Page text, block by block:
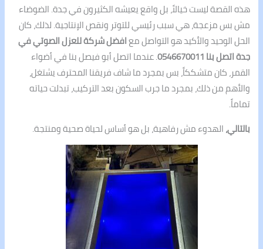
هذه القصة ليست خيالاً، بل واقع يعيشه الكثيرون في جدة. الضوضاء
مش بس مزعجة، هي سبب رئيسي للتوتر ونقص الإنتاجية. لذلك، كان
الحل الوحيد والأكيد هو التواصل معافضل شركة للعزل الصوتي في
جدة اتصل بنا 0546670011
. عندما اتصل أبو فيصل بنا في أضواء
القمر، كان متشككاً، بس بمجرد ما شاف فريقنا المحترف يشتغل،
والأهم من ذلك، بمجرد ما جرب السكون بعد التركيب، تبدلت حياته
تماماً.
بالتالي،الهدوء مش رفاهية، بل هو أساس لحياة صحية ومنتجة.